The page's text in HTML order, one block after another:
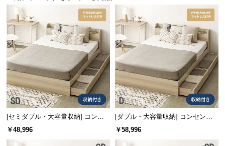
お
知
ら
せ
ブ
ロ
グ
[セミダブル・大容量収納] コンセ
ント機能付きベッド プレミアムマ
￥48,996
[ダブル・大容量収納] コンセント
機能付きベッド プレミアムマット
￥58,996